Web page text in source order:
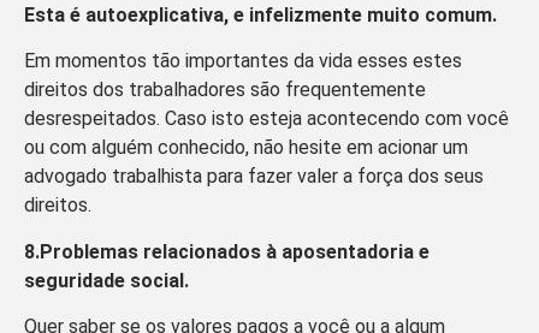
Esta é autoexplicativa, e infelizmente muito comum.
Em momentos tão importantes da vida esses estes
direitos dos trabalhadores são frequentemente
desrespeitados. Caso isto esteja acontecendo com você
ou com alguém conhecido, não hesite em acionar um
advogado trabalhista para fazer valer a força dos seus
direitos.
8.Problemas relacionados à aposentadoria e
seguridade social.
Quer saber se os valores pagos a você ou a algum